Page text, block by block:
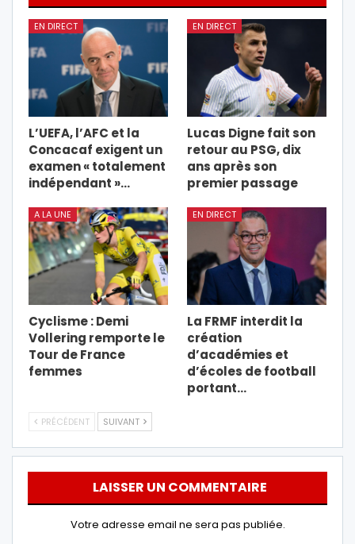
EN DIRECT
L’UEFA, l’AFC et la
Concacaf exigent un
examen « totalement
indépendant »…
EN DIRECT
Lucas Digne fait son
retour au PSG, dix
ans après son
premier passage
A LA UNE
Cyclisme : Demi
Vollering remporte le
Tour de France
femmes
EN DIRECT
La FRMF interdit la
création
d’académies et
d’écoles de football
portant…
PRÉCÉDENT SUIVANT
LAISSER UN COMMENTAIRE
Votre adresse email ne sera pas publiée.